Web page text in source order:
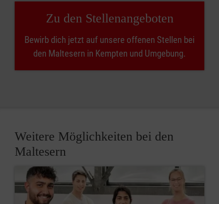
Zu den Stellenangeboten
Bewirb dich jetzt auf unsere offenen Stellen bei
den Maltesern in Kempten und Umgebung.
Weitere Möglichkeiten bei den
Maltesern